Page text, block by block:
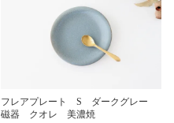
フレアプレート S ダークグレー
磁器 クオレ 美濃焼